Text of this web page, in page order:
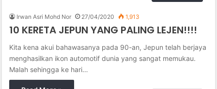
Irwan Asri Mohd Nor 27/04/2020 1,913
10 KERETA JEPUN YANG PALING LEJEN!!!!
Kita kena akui bahawasanya pada 90-an, Jepun telah berjaya
menghasilkan ikon automotif dunia yang sangat memukau.
Malah sehingga ke hari…